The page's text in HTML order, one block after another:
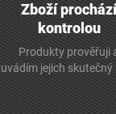
Zboží
kontrolou
Produkty prověřuji
uvádím jejich skutečný